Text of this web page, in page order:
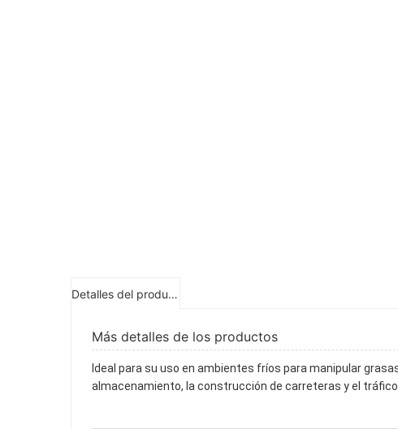
Detalles del producto
Más detalles de los productos
Ideal para su uso en ambientes fríos para manipular
almacenamiento, la construcción de carreteras y el